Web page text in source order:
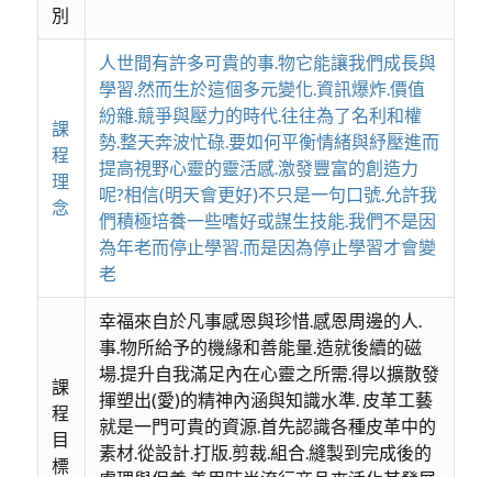
別
課
程
理
念
人世間有許多可貴的事.物它能讓我們成長與
學習.然而生於這個多元變化.資訊爆炸.價值
紛雜.競爭與壓力的時代.往往為了名利和權
勢.整天奔波忙碌.要如何平衡情緒與紓壓進而
提高視野心靈的靈活感.激發豐富的創造力
呢?相信(明天會更好)不只是一句口號.允許我
們積極培養一些嗜好或謀生技能.我們不是因
為年老而停止學習.而是因為停止學習才會變
老
課
程
目
標
幸福來自於凡事感恩與珍惜.感恩周邊的人.
事.物所給予的機緣和善能量.造就後續的磁
場.提升自我滿足內在心靈之所需.得以擴散發
揮塑出(愛)的精神內涵與知識水準. 皮革工藝
就是一門可貴的資源.首先認識各種皮革中的
素材.從設計.打版.剪裁.組合.縫製到完成後的